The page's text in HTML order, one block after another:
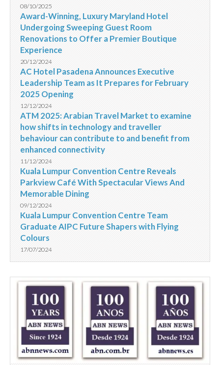
08/10/2025
Award-Winning, Luxury Maryland Hotel
Undergoing Sweeping Guest Room
Renovations to Offer a Premier Boutique
Experience
20/12/2024
AC Hotel Pasadena Announces Executive
Leadership Team as It Prepares for February
2025 Opening
12/12/2024
ATM 2025: Arabian Travel Market to examine
how shifts in technology and traveller
behaviour can contribute to and benefit from
enhanced connectivity
11/12/2024
Kuala Lumpur Convention Centre Reveals
Parkview Café With Spectacular Views And
Memorable Dining
09/12/2024
Kuala Lumpur Convention Centre Team
Graduate AIPC Future Shapers with Flying
Colours
17/07/2024